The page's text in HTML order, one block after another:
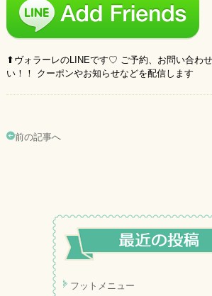
⬆︎ヴォラーレのLINEです♡ ご予約、お問い合わ
い！！ クーポンやお知らせなどを配信します
前の記事へ
フットメニュー